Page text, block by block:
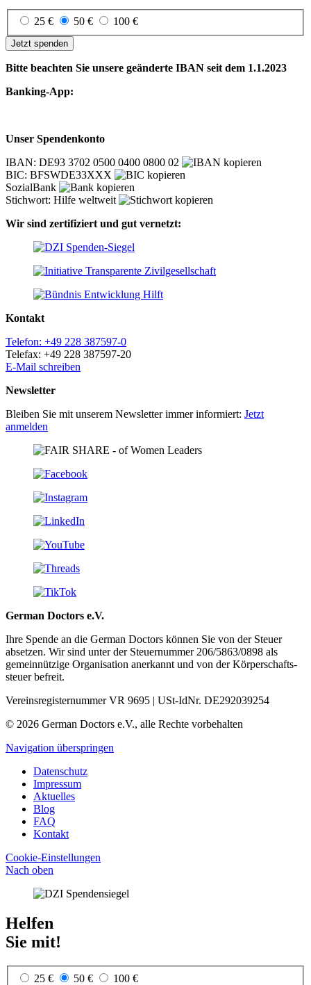
25 € 50 € 100 €
Jetzt spenden
Bitte beachten Sie unsere geänderte IBAN seit dem 1.1.2023
Banking-App:
Unser Spendenkonto
IBAN: DE93 3702 0500 0400 0800 02
BIC: BFSWDE33XXX
SozialBank
Stichwort: Hilfe weltweit
Wir sind zertifiziert und gut vernetzt:
Kontakt
Telefon: +49 228 387597-0
Telefax: +49 228 387597-20
E-Mail schreiben
Newsletter
Bleiben Sie mit unserem Newsletter immer informiert: Jetzt
anmelden
German Doctors e.V.
Ihre Spende an die German Doctors können Sie von der Steuer
absetzen. Wir sind unter der Steuer­nummer 206/5863/0898 als
gemein­nützige Organisation aner­kannt und von der Körper­schafts­
steuer befreit.
Vereinsregisternummer VR 9695 | USt-IdNr. DE292039254
© 2026 German Doctors e.V., alle Rechte vorbehalten
Navigation überspringen
Datenschutz
Impressum
Aktuelles
Blog
FAQ
Kontakt
Cookie-Einstellungen
Nach oben
Helfen
Sie mit!
25 € 50 € 100 €